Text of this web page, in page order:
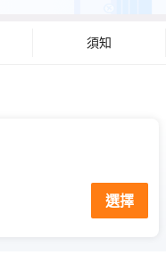
須知
選擇